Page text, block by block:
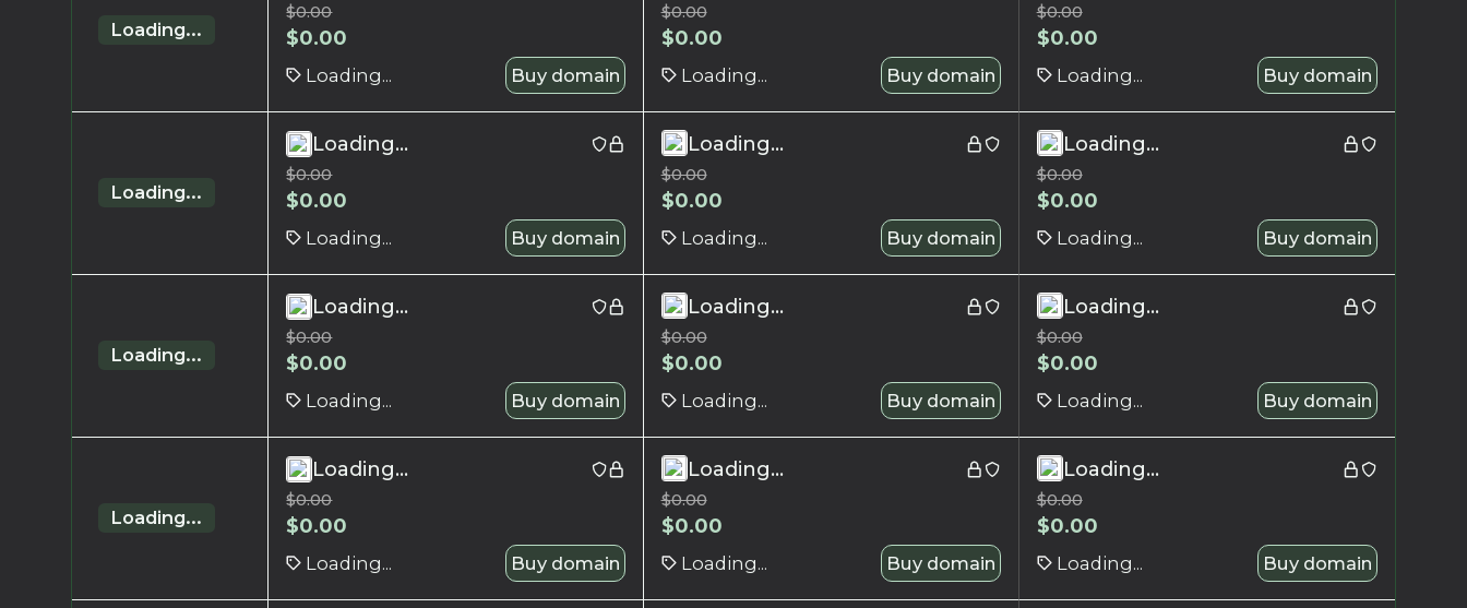
Loading...
$0.00
$0.00
Loading... Buy domain
$0.00
$0.00
Loading... Buy domain
$0.00
$0.00
Loading... Buy domain
Loading...
Loading...
$0.00
$0.00
Loading... Buy domain
Loading...
$0.00
$0.00
Loading... Buy domain
Loading...
$0.00
$0.00
Loading... Buy domain
Loading...
Loading...
$0.00
$0.00
Loading... Buy domain
Loading...
$0.00
$0.00
Loading... Buy domain
Loading...
$0.00
$0.00
Loading... Buy domain
Loading...
Loading...
$0.00
$0.00
Loading... Buy domain
Loading...
$0.00
$0.00
Loading... Buy domain
Loading...
$0.00
$0.00
Loading... Buy domain